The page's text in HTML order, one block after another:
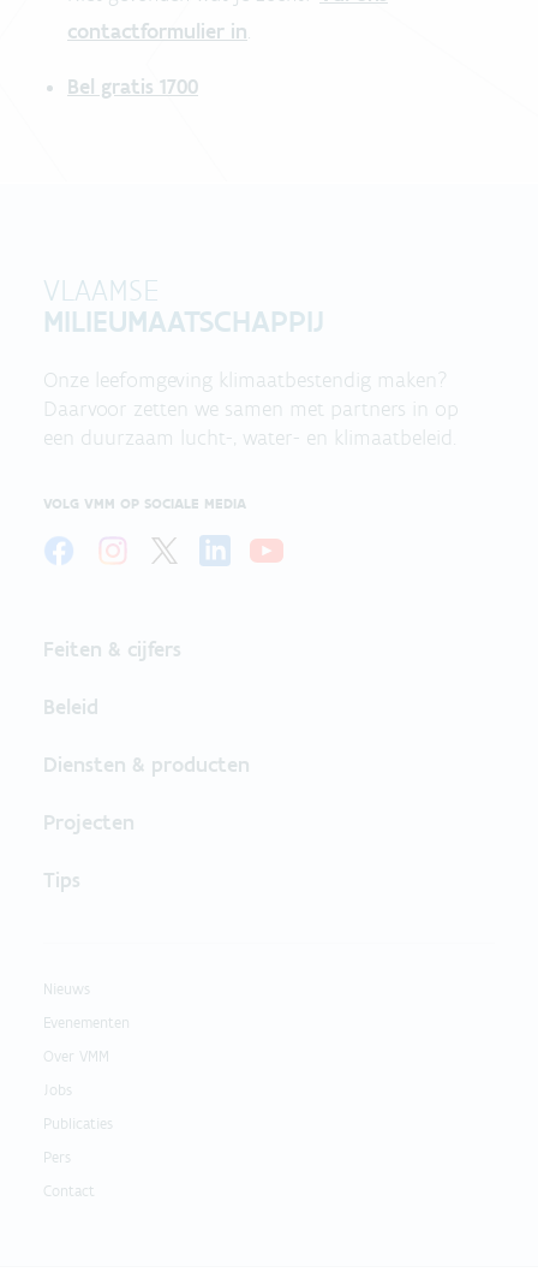
contactformulier in
Bel gratis 1700
VLAAMSE
MILIEUMAATSCHAPPIJ
Onze leefomgeving klimaatbestendig maken?
Daarvoor zetten we samen met partners in op
een duurzaam lucht-, water- en klimaatbeleid.
VOLG VMM OP SOCIALE MEDIA
Feiten & cijfers
Beleid
Diensten & producten
Projecten
Tips
Nieuws
Evenementen
Over VMM
Jobs
Publicaties
Pers
Contact